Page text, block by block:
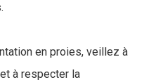
en proies, veillez à
et à respecter la